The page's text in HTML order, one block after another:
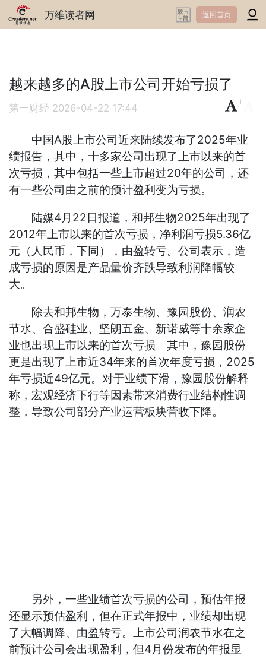
万维读者网 返回首页
越来越多的A股上市公司开始亏损了
第一财经 2026-04-22 17:44
+
中国A股上市公司近来陆续发布了2025年业
绩报告，其中，十多家公司出现了上市以来的首
次亏损，其中包括一些上市超过20年的公司，还
有一些公司由之前的预计盈利变为亏损。
陆媒4月22日报道，和邦生物2025年出现了
2012年上市以来的首次亏损，净利润亏损5.36亿
元（人民币，下同），由盈转亏。公司表示，造
成亏损的原因是产品量价齐跌导致利润降幅较
大。
除去和邦生物，万泰生物、豫园股份、润农
节水、合盛硅业、坚朗五金、新诺威等十余家企
业也出现上市以来的首次亏损。其中，豫园股份
更是出现了上市近34年来的首次年度亏损，2025
年亏损近49亿元。对于业绩下滑，豫园股份解释
称，宏观经济下行等因素带来消费行业结构性调
整，导致公司部分产业运营板块营收下降。
另外，一些业绩首次亏损的公司，预估年报
还显示预估盈利，但在正式年报中，业绩却出现
了大幅调降、由盈转亏。上市公司润农节水在之
前预计公司会出现盈利，但4月份发布的年报显